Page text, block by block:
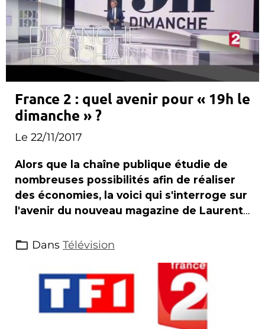
France 2 : quel avenir pour « 19h le
dimanche » ?
Le 22/11/2017
Alors que la chaîne publique étudie de
nombreuses possibilités afin de réaliser
des économies, la voici qui s'interroge sur
l'avenir du nouveau magazine de Laurent
Dans Télévision